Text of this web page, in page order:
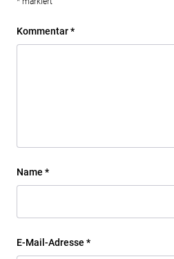
Kommentar*
Name *
E-Mail-Adresse *